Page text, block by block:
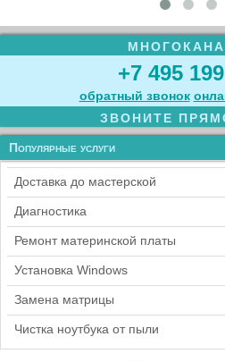
+7 495
обратный звонок
ЗВОНИТЕ
Популярные услуги
Доставка до мастерской
Диагностика
Ремонт материнской платы
Установка Windows
Замена матрицы
Чистка ноутбука от пыли